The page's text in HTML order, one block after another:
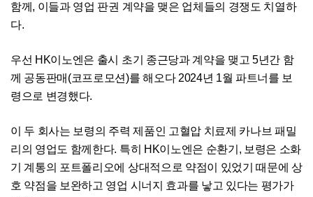
함께, 이들과 영업 판권 계약을 맺은 업체들의 경쟁도 치열하
다.
우선 HK이노엔은 출시 초기 종근당과 계약을 맺고 5년간 함
께 공동판매(코프로모션)를 해오다 2024년 1월 파트너를 보
령으로 변경했다.
이 두 회사는 보령의 주력 제품인 고혈압 치료제 카나브 패밀
리의 영업도 함께한다. 특히 HK이노엔은 순환기, 보령은 소화
기 계통의 포트폴리오에 상대적으로 약점이 있었기 때문에 상
호 약점을 보완하고 영업 시너지 효과를 낳고 있다는 평가가